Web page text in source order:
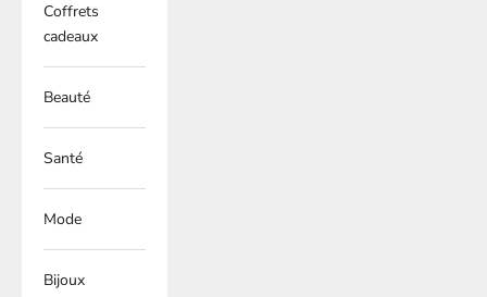
Coffrets
cadeaux
Beauté
Santé
Mode
Bijoux